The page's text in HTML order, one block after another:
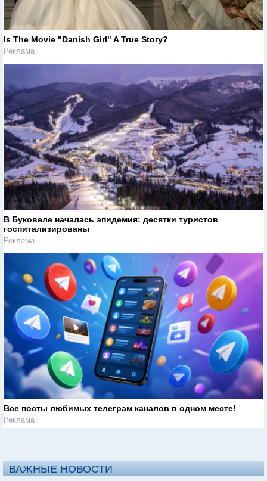
Is The Movie "Danish Girl" A True Story?
Реклама
В Буковеле началась эпидемия: десятки туристов
госпитализированы
Реклама
Все посты любимых телеграм каналов в одном месте!
Реклама
ВАЖНЫЕ НОВОСТИ